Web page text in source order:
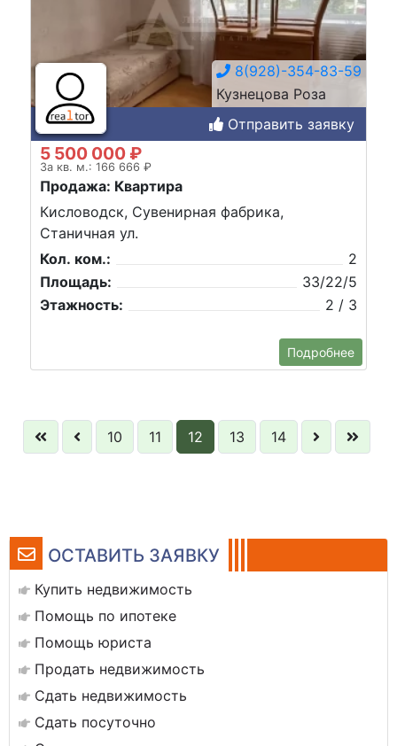
ОСТАВИТЬ ЗАЯВКУ
Купить недвижимость
Помощь по ипотеке
Помощь юриста
Продать недвижимость
Сдать недвижимость
Сдать посуточно
8(928)-354-83-59
Кузнецова Роза
Отправить заявку
5 500 000 ₽
За кв. м.: 166 666 ₽
Продажа: Квартира
Кисловодск, Сувенирная фабрика,
Станичная ул.
Кол. ком.:
2
Площадь:
33/22/5
Этажность:
2 / 3
Подробнее
10 11 12 13 14